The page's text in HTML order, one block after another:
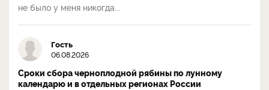
не было у меня никогда...
Гость
06.08.2026
Сроки сбора черноплодной рябины по лунному
календарю и в отдельных регионах России